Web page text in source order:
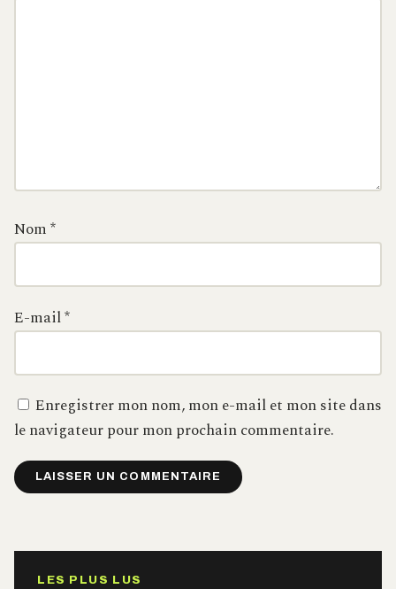
Nom*
E-mail*
Enregistrer mon nom, mon e-mail et mon site dans
le navigateur pour mon prochain commentaire.
LES PLUS LUS